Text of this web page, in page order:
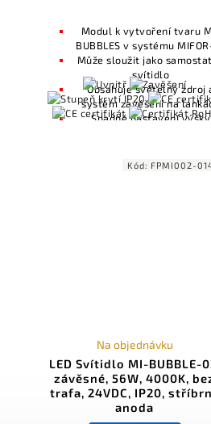
Modul k vytvoření tvaru
BUBBLES v systému
Může sloužit jako
svítidlo
Obsahuje světelný zdroj
systém zavěšení na
Snadné nastavení výšky
osvětlení včetně
LED Svítidlo MI-BUBBLE-
závěsné, 56W, 4000K,
trafa, 24VDC, IP20,
anoda
Na objednávku
Kód: FPMI002-